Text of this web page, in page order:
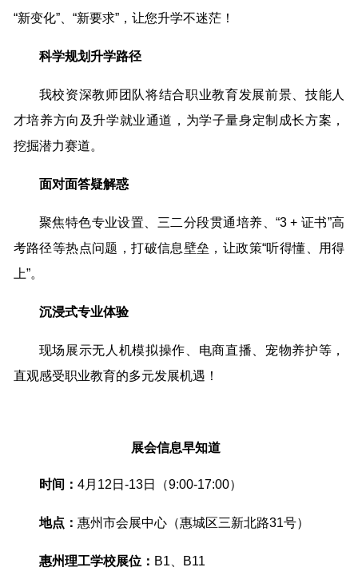
“新变化”、“新要求”，让您升学不迷茫！
科学规划升学路径
我校资深教师团队将结合职业教育发展前景、技能人
才培养方向及升学就业通道，为学子量身定制成长方案，
挖掘潜力赛道。
面对面答疑解惑
聚焦特色专业设置、三二分段贯通培养、“3 + 证书”高
考路径等热点问题，打破信息壁垒，让政策“听得懂、用得
上”。
沉浸式专业体验
现场展示无人机模拟操作、电商直播、宠物养护等，
直观感受职业教育的多元发展机遇！
展会信息早知道
时间： 4月12日-13日（9:00-17:00）
地点： 惠州市会展中心（惠城区三新北路31号）
惠州理工学校展位： B1、B11